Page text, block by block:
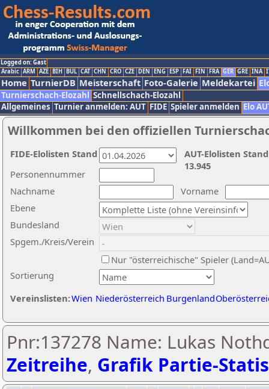
Logged on: Gast
Arabic ARM AZE BIH BUL CAT CHN CRO CZE DEN ENG ESP FAI FIN FRA GER GRE INA
Home TurnierDB Meisterschaft Foto-Galerie Meldekartei
Turnierschach-Elozahl Schnellschach-Elozahl
Allgemeines Turnier anmelden: AUT FIDE Spieler anmelden Elo
Willkommen bei den offiziellen
Nachname
Vorname
Ebene
Sortierung
Personennummer
Bundesland
Spgem./Kreis/Verein
Nur "österreichische" Spieler
Vereinslisten:Wien Niederösterreich Burgenland
AUT-Elolisten
13.945
FIDE-Elolisten Stand
Pnr:137278 Name: Lukas
Zeitreihe, Grafik Partie-